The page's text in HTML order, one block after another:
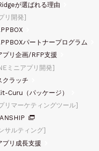
が選ばれる理由
リ開発
パートナープログラム
プリ企画/RFP支援
ミニアプリ開発
クラッチ
Curu（パッケージ）
リマーケティングツール
サルティング
プリ成長支援